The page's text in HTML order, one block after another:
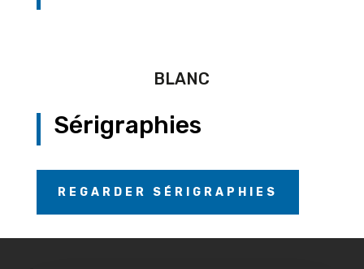
BLANC
Sérigraphies
REGARDER SÉRIGRAPHIES